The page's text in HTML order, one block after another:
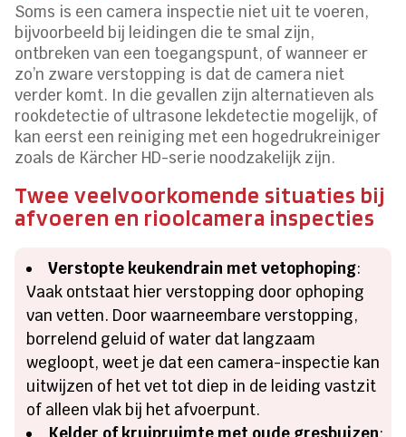
Soms is een camera inspectie niet uit te voeren,
bijvoorbeeld bij leidingen die te smal zijn,
ontbreken van een toegangspunt, of wanneer er
zo’n zware verstopping is dat de camera niet
verder komt. In die gevallen zijn alternatieven als
rookdetectie of ultrasone lekdetectie mogelijk, of
kan eerst een reiniging met een hogedrukreiniger
zoals de Kärcher HD-serie noodzakelijk zijn.
Twee veelvoorkomende situaties bij
afvoeren en rioolcamera inspecties
Verstopte keukendrain met vetophoping:
Vaak ontstaat hier verstopping door ophoping
van vetten. Door waarneembare verstopping,
borrelend geluid of water dat langzaam
wegloopt, weet je dat een camera-inspectie kan
uitwijzen of het vet tot diep in de leiding vastzit
of alleen vlak bij het afvoerpunt.